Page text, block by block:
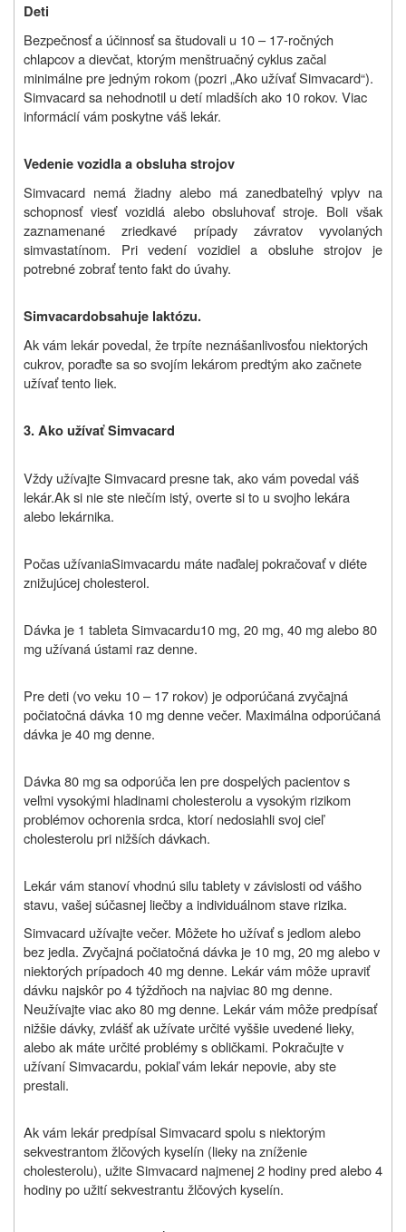
Deti
Bezpečnosť a účinnosť sa študovali u 10 – 17-ročných
chlapcov a dievčat, ktorým menštruačný cyklus začal
minimálne pre jedným rokom (pozri „Ako užívať Simvacard“).
Simvacard sa nehodnotil u detí mladších ako 10 rokov. Viac
informácií vám poskytne váš lekár.
Vedenie vozidla a obsluha strojov
Simvacard nemá žiadny alebo má zanedbateľný vplyv na
schopnosť viesť vozidlá alebo obsluhovať stroje. Boli však
zaznamenané zriedkavé prípady závratov vyvolaných
simvastatínom.
Pri vedení vozidiel a obsluhe strojov je
potrebné zobrať tento fakt do úvahy.
Simvacardobsahuje laktózu.
Ak vám lekár povedal, že trpíte neznášanlivosťou niektorých
cukrov, poraďte sa so svojím lekárom predtým ako začnete
užívať tento liek.
3. Ako užívať Simvacard
Vždy užívajte Simvacard presnetak, ako vám povedal váš
lekár.Ak si nie ste niečím istý, overte si to u svojho lekára
alebo lekárnika.
Počas užívaniaSimvacardu máte naďalej pokračovať v diéte
znižujúcej cholesterol.
Dávka je 1 tabletaSimvacardu10 mg, 20 mg, 40 mg alebo 80
mg užívaná ústami raz denne.
Pre deti (vo veku 10 – 17 rokov) je odporúčaná zvyčajná
počiatočná dávka 10 mg denne večer. Maximálna odporúčaná
dávka je 40 mg denne.
Dávka 80 mg sa odporúča len pre dospelých pacientov s
veľmi vysokými hladinami cholesterolu a vysokým rizikom
problémov ochorenia srdca, ktorí nedosiahli svoj cieľ
cholesterolu pri nižších dávkach.
Lekár vám stanoví vhodnú silu tablety v závislosti od vášho
stavu, vašej súčasnej liečby a individuálnom stave rizika.
Simvacard užívajte večer. Môžete ho užívať s jedlom alebo
bez jedla. Zvyčajná počiatočná dávka je 10 mg, 20 mg alebo v
niektorých prípadoch 40 mg denne. Lekár vám môže upraviť
dávku najskôr po 4 týždňoch na najviac 80 mg denne.
Neužívajte viac ako 80 mg denne. Lekár vám môže predpísať
nižšie dávky, zvlášť ak užívate určité vyššie uvedené lieky,
alebo ak máte určité problémy s obličkami. Pokračujte v
užívaníSimvacardu, pokiaľ vám lekár nepovie, aby ste
prestali.
Ak vám lekár predpísalSimvacardspolu s niektorým
sekvestrantom žlčových kyselín (lieky na zníženie
cholesterolu), užiteSimvacard najmenej 2 hodiny pred alebo 4
hodiny po užití sekvestrantu žlčových kyselín.